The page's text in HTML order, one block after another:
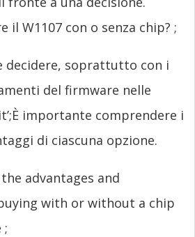
il W1107 con o senza chip? ;
decidere, soprattutto con i
del firmware nelle
;È importante comprendere i
di ciascuna opzione.
advantages and
with or without a chip
;